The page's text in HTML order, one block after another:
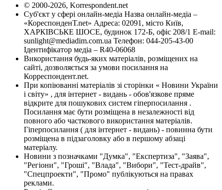
© 2000-2026, Korrespondent.net
Суб'єкт у сфері онлайн-медіа Назва онлайн-медіа –
«КореспонденТ.net» Адреса: 02091, місто Київ,
ХАРКІВСЬКЕ ШОСЕ, будинок 172-Б, офіс 208/1 E-mail:
sunlight@mediadim.com.ua Телефон: 044-205-43-00
Ідентифікатор медіа – R40-06068
Використання будь-яких матеріалів, розміщених на
сайті, дозволяється за умови посилання на
Корреспондент.net.
При копіюванні матеріалів зі сторінки « Новини України
і світу» , для інтернет - видань - обов'язкове пряме
відкрите для пошукових систем гіперпосилання .
Посилання має бути розміщена в незалежності від
повного або часткового використання матеріалів.
Гіперпосилання ( для інтернет - видань) - повинна бути
розміщена в підзаголовку або в першому абзаці
матеріалу.
Новини з позначками "Думка", "Експертиза", "Заява",
"Регіони", "Гроші", "Влада", "Вибори", "Тест-драйв",
"Спецпроекти", "Промо" публікуються на правах
реклами.